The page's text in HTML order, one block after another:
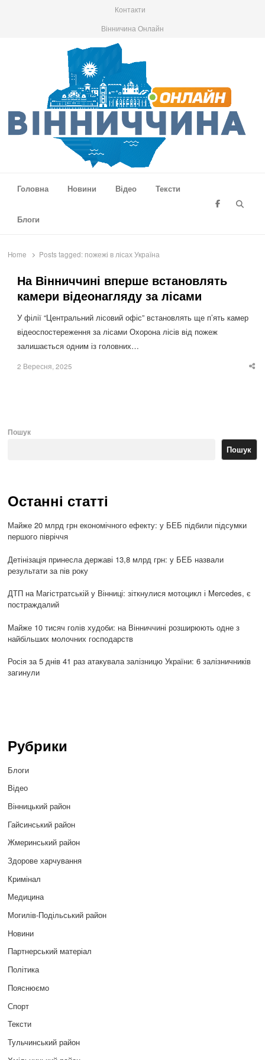
Контакти
Вінничина Онлайн
Головна
Новини Відео Тексти
Блоги
Home Posts tagged: пожежі в лісах Україна
На Вінниччині вперше встановлять
камери відеонагляду за лісами
У філії “Центральний лісовий офіс” встановлять ще п’ять камер
відеоспостереження за лісами Охорона лісів від пожеж
залишається одним із головних…
2 Вересня, 2025
Пошук
Пошук
Останні статті
Майже 20 млрд грн економічного ефекту: у БЕБ підбили підсумки
першого півріччя
Детінізація принесла державі 13,8 млрд грн: у БЕБ назвали
результати за пів року
ДТП на Магістратській у Вінниці: зіткнулися мотоцикл і Mercedes, є
постраждалий
Майже 10 тисяч голів худоби: на Вінниччині розширюють одне з
найбільших молочних господарств
Росія за 5 днів 41 раз атакувала залізницю України: 6 залізничників
загинули
Рубрики
Блоги
Відео
Вінницький район
Гайсинський район
Жмеринський район
Здорове харчування
Кримінал
Медицина
Могилів-Подільський район
Новини
Партнерський матеріал
Політика
Пояснюємо
Спорт
Тексти
Тульчинський район